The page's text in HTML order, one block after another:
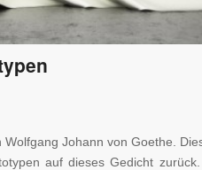
Johann von Goethe.
auf dieses Gedicht